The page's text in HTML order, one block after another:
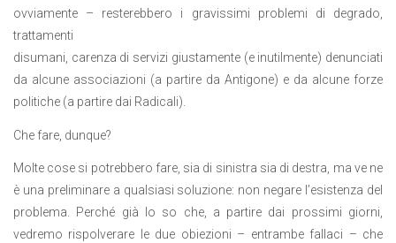
ovviamente – resterebbero i gravissimi problemi di degrado,
trattamenti
disumani, carenza di servizi giustamente (e inutilmente) denunciati
da alcune associazioni (a partire da Antigone) e da alcune forze
politiche (a partire dai Radicali).
Che fare, dunque?
Molte cose si potrebbero fare, sia di sinistra sia di destra, ma ve ne
è una preliminare a qualsiasi soluzione: non negare l’esistenza del
problema. Perché già lo so che, a partire dai prossimi giorni,
vedremo rispolverare le due obiezioni – entrambe fallaci – che